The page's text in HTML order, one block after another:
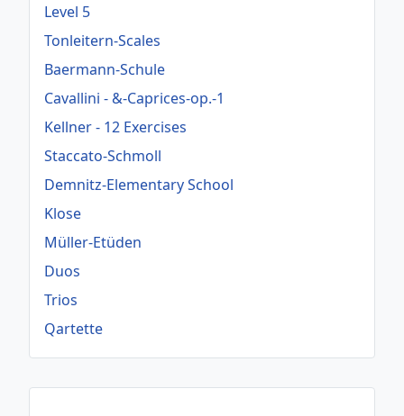
Level 5
Tonleitern-Scales
Baermann-Schule
Cavallini - &-Caprices-op.-1
Kellner - 12 Exercises
Staccato-Schmoll
Demnitz-Elementary School
Klose
Müller-Etüden
Duos
Trios
Qartette